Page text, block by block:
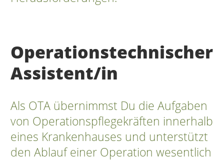
Operationstechnischer
Assistent/in
Als OTA übernimmst Du die Aufgaben
von Operationspflegekräften innerhalb
eines Krankenhauses und unterstützt
den Ablauf einer Operation wesentlich